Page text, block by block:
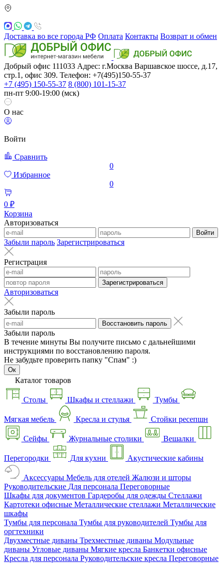
Доставка во все города РФ Оплата Контакты Возврат и обмен
Добрый офис 111033 Адрес: г.Москва Варшавское шоссе, д.17,
стр.1, офис 309. Телефон: +7(495)150-55-37
+7 (495) 150-55-37 8 (800) 101-15-37
пн-пт 9:00-19:00 (мск)
О нас
Войти
Сравнить
0
Избранное
0
0 ₽
Корзина
Авторизоваться
Войти
Забыли пароль Зарегистрироваться
Регистрация
Зарегистрироваться
Авторизоваться
Забыли пароль
Восстановить пароль
Забыли пароль
В течение минуты Вы получите письмо с дальнейшими
инструкциями по восстановлению пароля.
Не забудьте проверить папку "Спам" :)
Ок
Каталог товаров
Столы Шкафы и стеллажи Тумбы
Мягкая мебель Кресла и стулья Стойки ресепшн
Сейфы Журнальные столики Вешалки
Перегородки Для кухни Акустические кабины
Аксессуары Мебель для отелей Жалюзи и шторы
Руководительские Для персонала Переговорные
Шкафы для документов Гардеробы для одежды Стеллажи
Картотеки офисные Металлические стеллажи Металлические
шкафы
Тумбы для персонала Тумбы для руководителей Тумбы для
оргтехники
Двухместные диваны Трехместные диваны Модульные
диваны Угловые диваны Мягкие кресла Банкетки офисные
Кресла для персонала Руководительские кресла Переговорные